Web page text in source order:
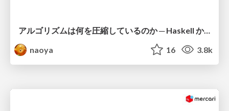
アルゴリズムは何を圧縮しているのか ─ Haskell から育った「圧縮代数」というメンタルモデル
naoya
16 3.8k